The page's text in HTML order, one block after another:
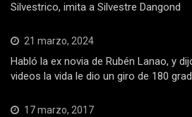
Silvestrico, imita a Silvestre Dangond
21 marzo, 2024
Habló la ex novia de Rubén Lanao, y
videos la vida le dio un giro de 180
17 marzo, 2017